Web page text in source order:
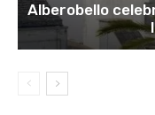
Alberobello